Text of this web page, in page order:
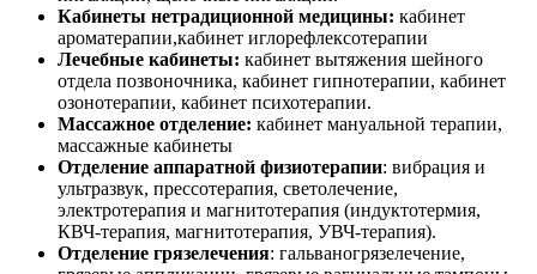
Кабинеты нетрадиционной медицины: кабинет
ароматерапии,кабинет иглорефлексотерапии
Лечебные кабинеты: кабинет вытяжения шейного
отдела позвоночника, кабинет гипнотерапии, кабинет
озонотерапии, кабинет психотерапии.
Массажное отделение: кабинет мануальной терапии,
массажные кабинеты
Отделение аппаратной физиотерапии: вибрация и
ультразвук, прессотерапия, светолечение,
электротерапия и магнитотерапия (индуктотермия,
КВЧ-терапия, магнитотерапия, УВЧ-терапия).
Отделение грязелечения: гальваногрязелечение,